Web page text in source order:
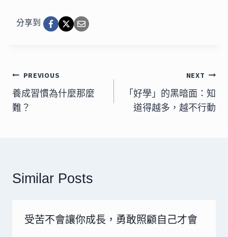
分享到
文
章
導
PREVIOUS
養成習慣為什麼那麼
難？
NEXT
「好學」的黑暗面：知
道得越多，越不行動
Similar Posts
受苦不會讓你成長，勇敢照顧自己才會